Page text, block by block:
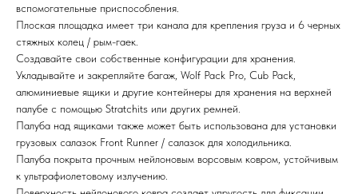
вспомогательные приспособления.
Плоская площадка имеет три канала для крепления груза и 6 черных
стяжных колец / рым-гаек.
Создавайте свои собственные конфигурации для хранения.
Укладывайте и закрепляйте багаж, Wolf Pack Pro, Cub Pack,
алюминиевые ящики и другие контейнеры для хранения на верхней
палубе с помощью Stratchits или других ремней.
Палуба над ящиками также может быть использована для установки
грузовых салазок Front Runner / салазок для холодильника.
Палуба покрыта прочным нейлоновым ворсовым ковром, устойчивым
к ультрафиолетовому излучению.